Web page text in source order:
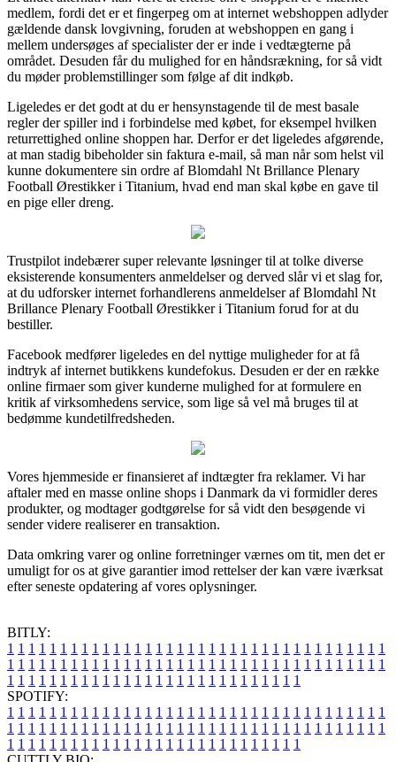
medlem, fordi det er et fingerpeg om at internet webshoppen adlyder
gældende dansk lovgivning, foruden at webshoppen en gang i
mellem undersøges af specialister der er inde i vedtægterne på
området. Desuden får du mulighed for en håndsrækning, for så vidt
du møder problemstillinger som følge af dit indkøb.
Ligeledes er det godt at du er hensynstagende til de mest basale
regler der spiller ind i forbindelse med købet, for eksempel hvilken
returrettighed online shoppen har. Derfor er det ligeledes afgørende,
at man stadig bibeholder sin faktura e-mail, så man når som helst vil
kunne dokumentere sin ordre af Blomdahl Nt Brillance Plenary
Football Ørestikker i Titanium, hvad end man skal købe en gave til
en pige eller dreng.
Trustpilot indebærer super relevante løsninger til at tolke diverse
eksisterende konsumenters anmeldelser og derved slår vi et slag for,
at du udforsker internet forhandlerens anmeldelser af Blomdahl Nt
Brillance Plenary Football Ørestikker i Titanium forud for at du
bestiller.
Facebook medfører ligeledes en del nyttige muligheder for at få
indtryk af internet butikkens kundefokus. Desuden er der en række
online firmaer som giver kunderne mulighed for at formulere en
kritik af virksomhedens service, som lige så vel må bruges til at
bedømme kundetilfredsheden.
Vores hjemmeside er finansieret af indtægter fra reklamer. Vi har
aftaler med en masse online shops i Danmark da vi formidler deres
produkter, og modtager godtgørelse for så vidt den besøgende vi
sender videre realiserer en transaktion.
Data omkring varer og online forretninger værnes om tit, men det er
umuligt for os at give garantier imod rettelser der kan være iværksat
efter seneste opdatering af vores oplysninger.
BITLY:
1 1 1 1 1 1 1 1 1 1 1 1 1 1 1 1 1 1 1 1 1 1 1 1 1 1 1 1 1 1 1 1 1 1 1 1
1 1 1 1 1 1 1 1 1 1 1 1 1 1 1 1 1 1 1 1 1 1 1 1 1 1 1 1 1 1 1 1 1 1 1 1
1 1 1 1 1 1 1 1 1 1 1 1 1 1 1 1 1 1 1 1 1 1 1 1 1 1 1 1
SPOTIFY:
1 1 1 1 1 1 1 1 1 1 1 1 1 1 1 1 1 1 1 1 1 1 1 1 1 1 1 1 1 1 1 1 1 1 1 1
1 1 1 1 1 1 1 1 1 1 1 1 1 1 1 1 1 1 1 1 1 1 1 1 1 1 1 1 1 1 1 1 1 1 1 1
1 1 1 1 1 1 1 1 1 1 1 1 1 1 1 1 1 1 1 1 1 1 1 1 1 1 1 1